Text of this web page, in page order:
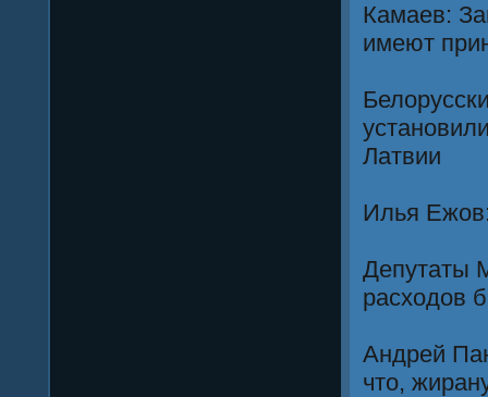
Камаев:
имеют
Латвии
Илья
Депутаты
расходов
Андрей
что,